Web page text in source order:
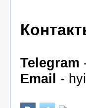
Telegram
Email -